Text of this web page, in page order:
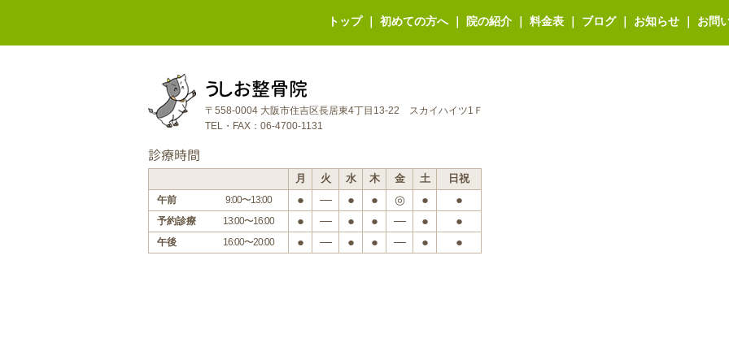
トップ｜ 初めての方へ｜ 院の紹介 料金表 ブログ｜ お知らせ お問
うしお整骨院
〒558-0004 大阪市住吉区長居東4丁目13-22 スカイハイツ1Ｆ
TEL・FAX：06-4700-1131
診療時間
月 火 水 木 金 土 日祝
午前 9:00〜13:00 ● ― ● ● ◎ ● ●
予約診療 13:00〜16:00 ● ― ● ● ― ● ●
午後 16:00〜20:00 ● ― ● ● ― ● ●